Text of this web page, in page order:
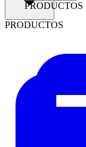
PRODUCTOS
PRODUCTOS